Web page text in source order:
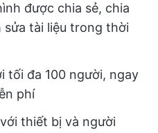
được chia sẻ, chia
sửa tài liệu trong thời
tối đa 100 người, ngay
phí
thiết bị và người